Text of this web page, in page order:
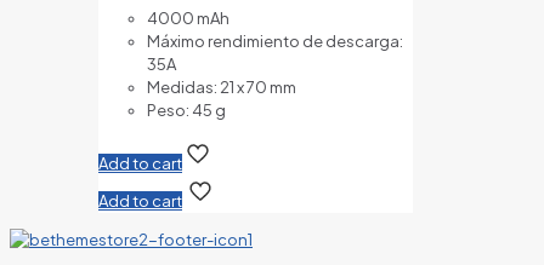
4000 mAh
Máximo rendimiento de descarga:
35A
Medidas: 21 x 70 mm
Peso: 45 g
Add to cart
Add to cart